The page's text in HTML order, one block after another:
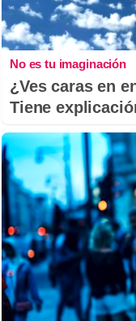
No es tu imaginación
¿Ves caras en
Tiene